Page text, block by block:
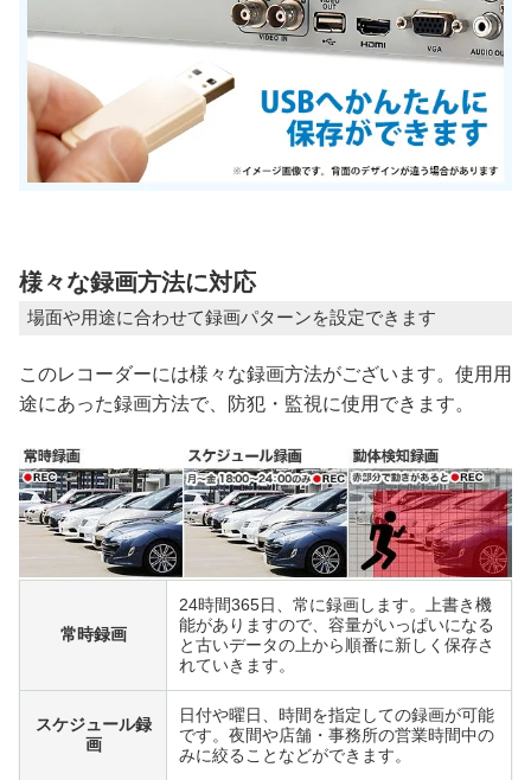
様々な録画方法に対応
場面や用途に合わせて録画パターンを設定できます
このレコーダーには様々な録画方法がございます。使用用
途にあった録画方法で、防犯・監視に使用できます。
常時録画
24時間365日、常に録画します。上書き機
能がありますので、容量がいっぱいになる
と古いデータの上から順番に新しく保存さ
れていきます。
スケジュール録
画
日付や曜日、時間を指定しての録画が可能
です。夜間や店舗・事務所の営業時間中の
みに絞ることなどができます。